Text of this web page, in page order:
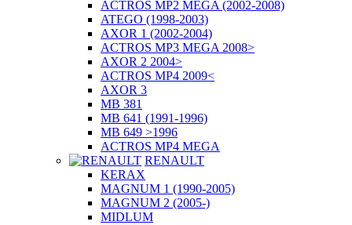
ACTROS MP2 MEGA (2002-2008)
ATEGO (1998-2003)
AXOR 1 (2002-2004)
ACTROS MP3 MEGA 2008>
AXOR 2 2004>
ACTROS MP4 2009<
AXOR 3
MB 381
MB 641 (1991-1996)
MB 649 >1996
ACTROS MP4 MEGA
RENAULT
KERAX
MAGNUM 1 (1990-2005)
MAGNUM 2 (2005-)
MIDLUM